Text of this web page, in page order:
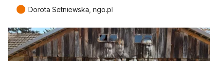
● Dorota Setniewska, ngo.pl